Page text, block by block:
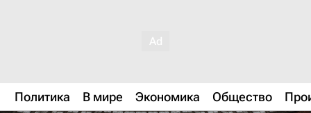
Политика В мире Экономика Общество